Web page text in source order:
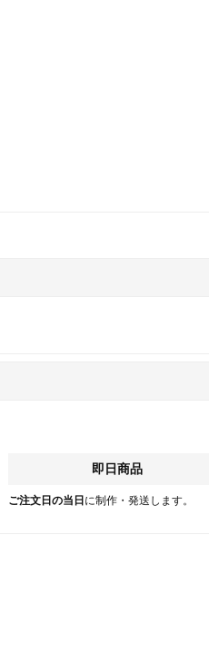
即日商品
ご注文日の当日 に制作・発送します。